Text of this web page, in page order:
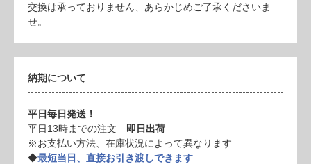
交換は承っておりません、あらかじめご了承くださいま
せ。
納期について
平日毎日発送！
平日13時までの注文 即日出荷
※お支払い方法、在庫状況によって異なります
◆最短当日、直接お引き渡しできます